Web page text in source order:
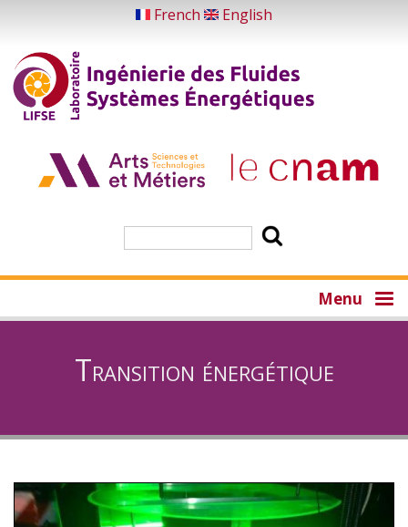
main
content
French English
Menu
Transition énergétique